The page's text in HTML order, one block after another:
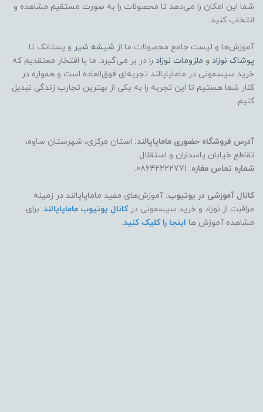
شما این امکان را می‌دهد تا محصولات را به صورت مستقیم مشاهده و
انتخاب کنید.
آموزش‌ها و لیست جامع محصولات ما از شیشه شیر و پستانک تا
پوشاک نوزاد و ملزومات نوزاد را در بر می‌گیرد. ما با افتخار معتقدیم که
خرید سیسمونی در ماماپاپالند تجربه‌ای فوق‌العاده است و همواره در
کنار شما هستیم تا این تجربه را به یکی از بهترین تجارب زندگی تبدیل
کنیم.
آدرس فروشگاه حضوری ماماپاپالند: استان مرکزی، شهرستان ساوه،
تقاطع خیابان پاسداران و استقلال.
شماره تماس مغازه:
کانال آموزشی در یوتیوب: آموزش‌های مفید ماماپاپالند در زمینه
مراقبت از نوزاد و خرید سیسمونی درکانال یوتیوب ماماپاپالند. برای
مشاهده آموزش ها اینجا را کلیک کنید.